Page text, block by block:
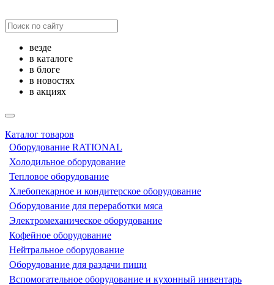
везде
в каталоге
в блоге
в новостях
в акциях
Каталог товаров
Оборудование RATIONAL
Холодильное оборудование
Тепловое оборудование
Хлебопекарное и кондитерское оборудование
Оборудование для переработки мяса
Электромеханическое оборудование
Кофейное оборудование
Нейтральное оборудование
Оборудование для раздачи пищи
Вспомогательное оборудование и кухонный инвентарь